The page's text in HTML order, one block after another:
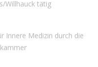
Willhauck tätig
Innere Medizin durch die